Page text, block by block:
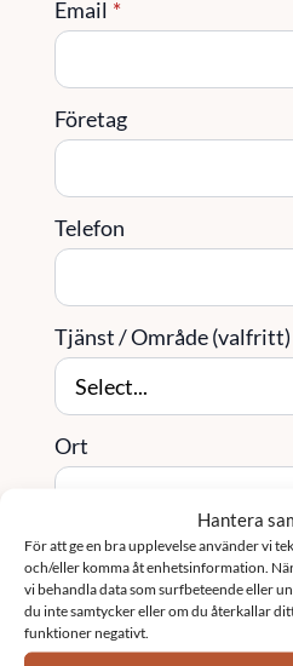
Hantera
För att ge en bra upplevelse använder vi
och/eller komma åt enhetsinformation.
vi behandla data som surfbeteende eller
du inte samtycker eller om du återkallar
funktioner negativt.
Email *
Företag
Telefon
Tjänst / Område (valfritt)
Ort
Meddelande*